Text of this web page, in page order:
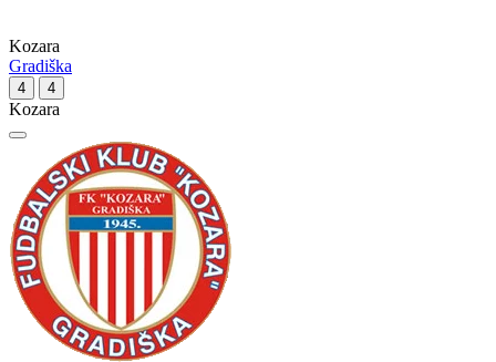
Kozara
Gradiška
4 4
Kozara